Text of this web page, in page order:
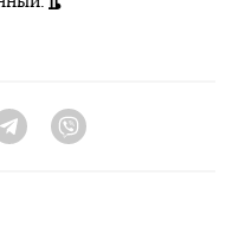
Telegram